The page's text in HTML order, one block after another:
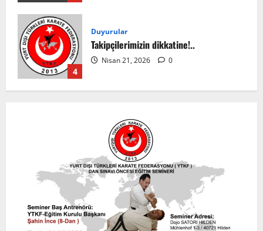
4
Duyurular
Takipçilerimizin dikkatine!..
Nisan 21, 2026 0